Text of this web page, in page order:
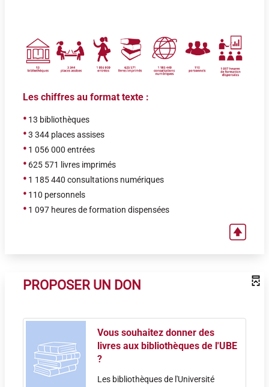
Les chiffres au format texte :
• 13 bibliothèques
•3 344 places assises
• 1 056 000 entrées
• 625 571 livres imprimés
• 1 185 440 consultations numériques
• 110 personnels
• 1 097 heures de formation dispensées
PROPOSER UN DON
Vous souhaitez donner des
livres aux bibliothèques de l'UBE
?
Les bibliothèques de l'Université